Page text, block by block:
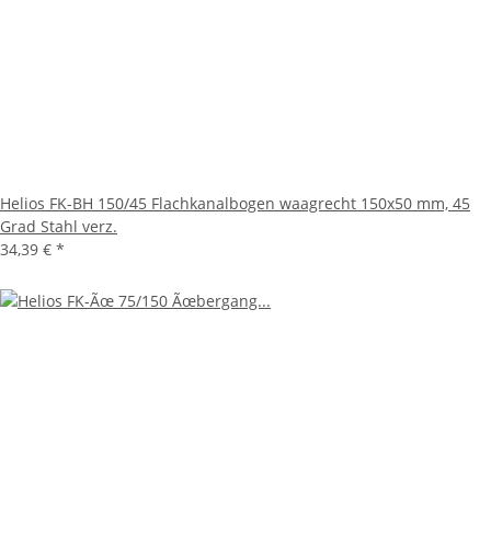
Helios FK-BH 150/45 Flachkanalbogen waagrecht 150x50 mm, 45
Grad Stahl verz.
34,39 € *